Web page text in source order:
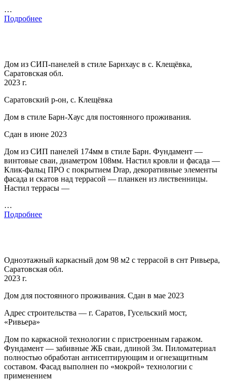
…
Подробнее
Дом из СИП-панелей в стиле Барнхаус в с. Клещёвка,
Саратовская обл.
2023 г.
Саратовский р-он, с. Клещёвка
Дом в стиле Барн-Хаус для постоянного проживания.
Сдан в июне 2023
Дом из СИП панелей 174мм в стиле Барн. Фундамент —
винтовые сваи, диаметром 108мм. Настил кровли и фасада —
Клик-фальц ПРО с покрытием Drap, декоративные элементы
фасада и скатов над террасой — планкен из лиственницы.
Настил террасы —
…
Подробнее
Одноэтажный каркасный дом 98 м2 с террасой в снт Ривьера,
Саратовская обл.
2023 г.
Дом для постоянного проживания. Сдан в мае 2023
Адрес строительства — г. Саратов, Гусельский мост,
«Ривьера»
Дом по каркасной технологии с пристроенным гаражом.
Фундамент — забивные ЖБ сваи, длиной 3м. Пиломатериал
полностью обработан антисептирующим и огнезащитным
составом. Фасад выполнен по «мокрой» технологии с
применением